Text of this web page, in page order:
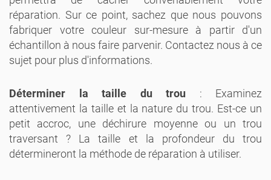
réparation. Sur ce point, sachez que nous pouvons
fabriquer votre couleur sur-mesure à partir d'un
échantillon à nous faire parvenir. Contactez nous à ce
sujet pour plus d'informations.
Déterminer la taille du trou : Examinez
attentivement la taille et la nature du trou. Est-ce un
petit accroc, une déchirure moyenne ou un trou
traversant ? La taille et la profondeur du trou
détermineront la méthode de réparation à utiliser.